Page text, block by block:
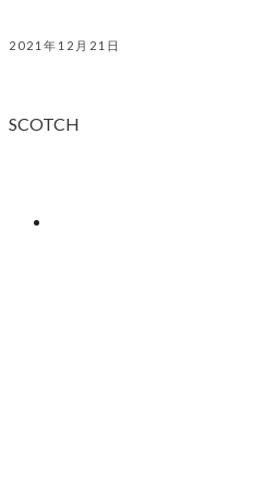
2021年12月21日
SCOTCH